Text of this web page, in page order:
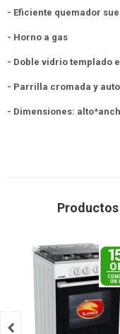
- Eficiente quemador
- Horno a gas
- Doble vidrio templado
- Parrilla cromada y
- Dimensiones:
